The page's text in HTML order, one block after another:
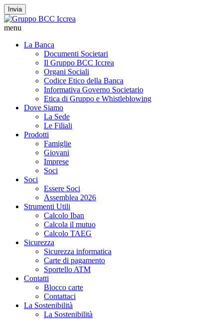
Invia
menu
La Banca
Documenti Societari
Il Gruppo BCC Iccrea
Organi Sociali
Codice Etico della Banca
Informativa Governo Societario
Etica di Gruppo e Whistleblowing
Dove Siamo
La Sede
Le Filiali
Prodotti
Famiglie
Giovani
Imprese
Soci
Soci
Essere Soci
Assemblea 2026
Strumenti Utili
Calcolo Iban
Calcola il mutuo
Calcolo TAEG
Sicurezza
Sicurezza informatica
Carte di pagamento
Sportello ATM
Contatti
Blocco carte
Contattaci
La Sostenibilità
La Sostenibilità